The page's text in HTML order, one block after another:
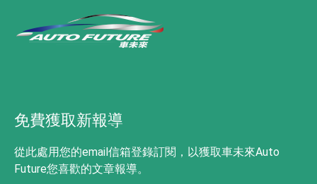
免費獲取新報導
從此處用您的email信箱登錄訂閱，以獲取車未來Auto
Future您喜歡的文章報導。